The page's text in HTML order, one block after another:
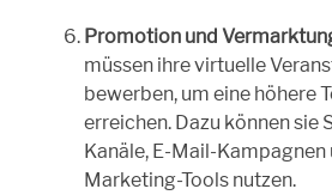
Promotion und
müssen ihre virtuelle
bewerben, um eine höhere
erreichen. Dazu können sie
Kanäle, E-Mail-
Marketing-Tools nutzen.